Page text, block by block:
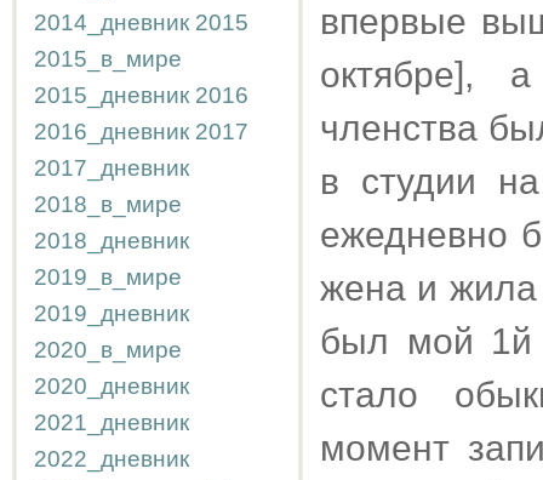
2014_дневник 2015
2015_в_мире
2015_дневник 2016
2016_дневник 2017
2017_дневник
2018_в_мире
2018_дневник
2019_в_мире
2019_дневник
2020_в_мире
2020_дневник
2021_дневник
2022_дневник
впервые
октябре],
членства
в студии
ежедневно
жена и жила
был мой 1й
стало
момент